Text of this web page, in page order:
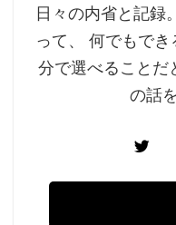
日々の内省と記録
って、 何でもで
分で選べることだ
の話